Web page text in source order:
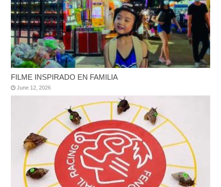
FILME INSPIRADO EN FAMILIA
June 12, 2026